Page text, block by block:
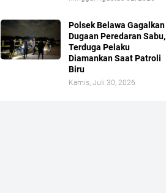
Polsek Belawa Gagalkan
Dugaan Peredaran Sabu,
Terduga Pelaku
Diamankan Saat Patroli
Biru
Kamis, Juli 30, 2026